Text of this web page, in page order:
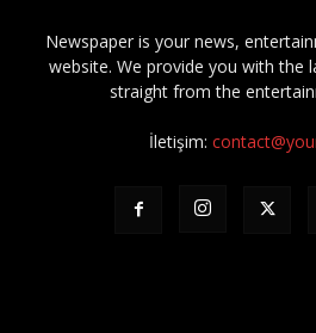
Newspaper is your news,
website. We provide you with the
straight from the
İletişim: